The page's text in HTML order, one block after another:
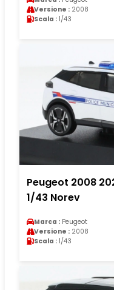
Versione : 2008
Scala : 1/43
Peugeot 2008
1/43 Norev
Marca : Peugeot
Versione : 2008
Scala : 1/43